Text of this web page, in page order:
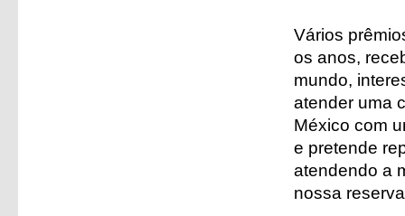
Vários
os anos,
mundo,
atender uma
México com
e pretende
atendendo a
nossa